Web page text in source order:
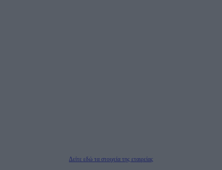
Δείτε εδώ τα στοιχεία της εταιρείας